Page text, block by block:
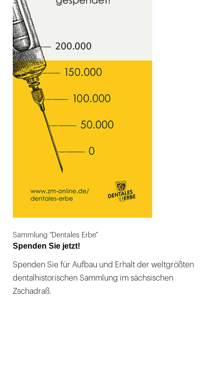
Sammlung "Dentales Erbe"
Spenden Sie jetzt!
Spenden Sie für Aufbau und Erhalt der weltgrößten
dentalhistorischen Sammlung im sächsischen
Zschadraß.